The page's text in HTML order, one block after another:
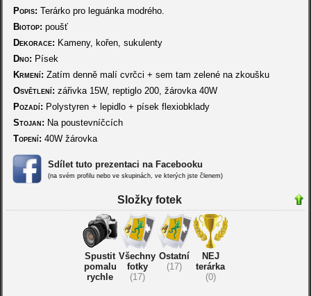
Popis: Terárko pro leguánka modrého.
Biotop: poušť
Dekorace: Kameny, kořen, sukulenty
Dno: Písek
Krmení: Zatím denně malí cvrčci + sem tam zelené na zkoušku
Osvětlení: zářivka 15W, reptiglo 200, žárovka 40W
Pozadí: Polystyren + lepidlo + písek flexiobklady
Stojan: Na poustevníčcích
Topení: 40W žárovka
Sdílet tuto prezentaci na Facebooku
(na svém profilu nebo ve skupinách, ve kterých jste členem)
Složky fotek
Spustit
pomalu
rychle
Všechny
fotky
(17)
Ostatní
(17)
NEJ
terárka
(0)